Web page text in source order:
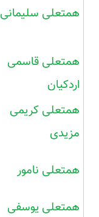
همتعلی سلیمانی
همتعلی قاسمی
اردکیان
همتعلی کریمی
مزیدی
همتعلی نامور
همتعلی یوسفی